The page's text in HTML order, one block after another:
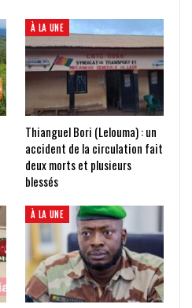
À LA UNE
Thianguel Bori (Lelouma) : un
accident de la circulation fait
deux morts et plusieurs
blessés
À LA UNE